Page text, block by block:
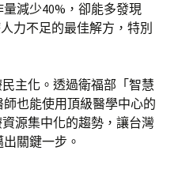
減少40%，卻能多發現
力不足的最佳解方，特別
主化。透過衛福部「智慧
也能使用頂級醫學中心的
源集中化的趨勢，讓台灣
關鍵一步。